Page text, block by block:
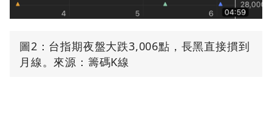
圖2：台指期夜盤大跌3,006點，長黑直接摜到
月線。來源：籌碼K線